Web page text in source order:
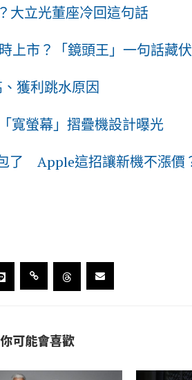
大立光董座冷回這句話
上市？「鏡頭王」一句話藏
獲利跳水原因
寬螢幕」摺疊機設計曝光
了 Apple這招讓新機不漲價
你可能會喜歡